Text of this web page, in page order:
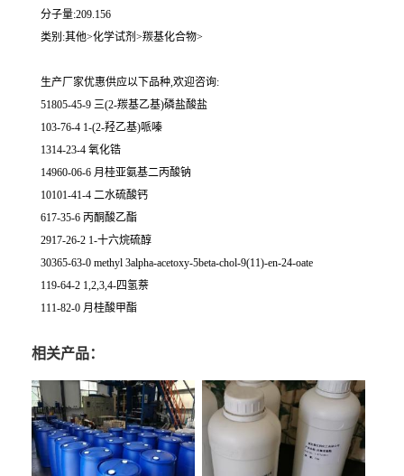
分子量:209.156
类别:其他>化学试剂>羰基化合物>
生产厂家优惠供应以下品种,欢迎咨询:
51805-45-9 三(2-羰基乙基)磷盐酸盐
103-76-4 1-(2-羟乙基)哌嗪
1314-23-4 氧化锆
14960-06-6 月桂亚氨基二丙酸钠
10101-41-4 二水硫酸钙
617-35-6 丙酮酸乙酯
2917-26-2 1-十六烷硫醇
30365-63-0 methyl 3alpha-acetoxy-5beta-chol-9(11)-en-24-oate
119-64-2 1,2,3,4-四氢萘
111-82-0 月桂酸甲酯
相关产品：